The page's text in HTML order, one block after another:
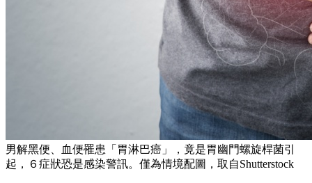
男解黑便、血便罹患「胃淋巴癌」，竟是胃幽門螺旋桿菌引
起，６症狀恐是感染警訊。僅為情境配圖，取自Shutterstock